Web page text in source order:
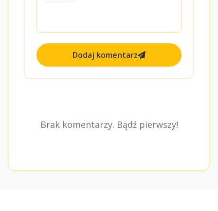
Dodaj komentarz
Brak komentarzy. Bądź pierwszy!